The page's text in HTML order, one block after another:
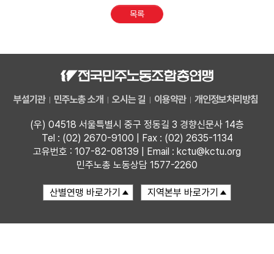
목록
부설기관 민주노총 소개 오시는 길 이용약관 개인정보처리방침
(우) 04518 서울특별시 중구 정동길 3 경향신문사 14층
Tel : (02) 2670-9100 | Fax : (02) 2635-1134
고유번호 : 107-82-08139 | Email : kctu@kctu.org
민주노총 노동상담 1577-2260